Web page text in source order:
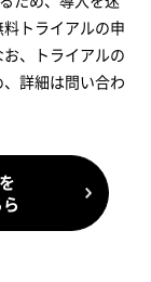
トライアルの申
、トライアルの
詳細は問い合わ